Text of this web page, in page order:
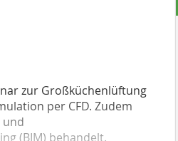
zur Großküchenlüftung
per CFD. Zudem
und
(BIM) behandelt.